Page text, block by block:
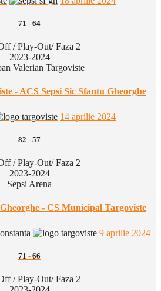
71 - 64
/ Play-Out/ Faza 2
2023-2024
Valerian Targoviste
- ACS Sepsi Sic Sfantu Gheorghe
14 aprilie 2024
82 - 57
/ Play-Out/ Faza 2
2023-2024
Sepsi Arena
- CS Municipal Targoviste
9 aprilie 2024
71 - 66
/ Play-Out/ Faza 2